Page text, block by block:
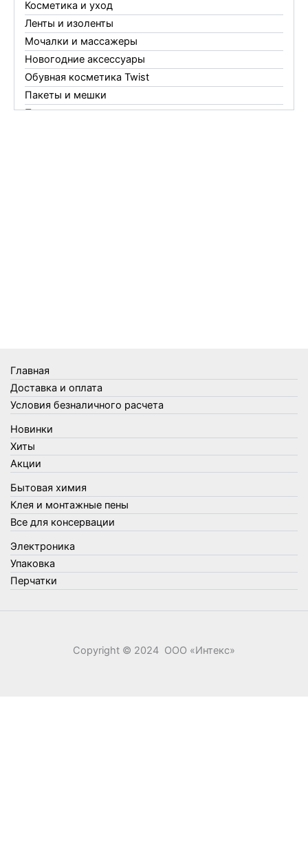
Косметика и уход
Ленты и изоленты
Мочалки и массажеры
Новогодние аксессуары
Обувная косметика Twist
Пакеты и мешки
Перчатки
Товары для кухни
Товары для сада и огорода
Товары для туризма и отдыха
Упаковка
Утеплители и прочее
Фонари, лампы и удлинители
Хозяйственные товары
Швабры, стекломои, черенки и насадки
Шнуры, веревки и шпагаты
Электроника
Элементы питания
Главная
Доставка и оплата
Условия безналичного расчета
Новинки
Хиты
Акции
Бытовая химия
Клея и монтажные пены
Все для консервации
Электроника
Упаковка
Перчатки
Copyright © 2024 ООО «‎Интекс»‎